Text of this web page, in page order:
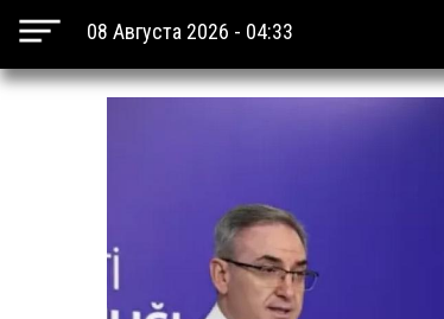
08 Августа 2026 - 04:33